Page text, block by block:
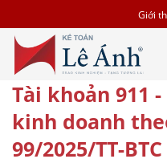
Giới
Tài khoản 911
kinh doanh
99/2025/TT-BTC